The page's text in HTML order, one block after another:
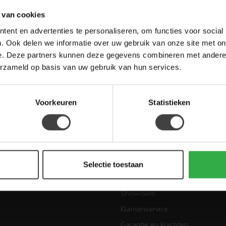
van cookies
en advertenties te personaliseren, om functies voor
Ook delen we informatie over uw gebruik van onze site met
Deze partners kunnen deze gegevens combineren met
op basis van uw gebruik van hun services.
Voorkeuren Statistieken
Selectie toestaan
Bekijk dan de klantenservice
vragen. Staat jouw vraag er niet
met ons kunt opnemen.
Meld je
Informatie
Over Houten Meubel Outlet
Showroom
Klantenservice